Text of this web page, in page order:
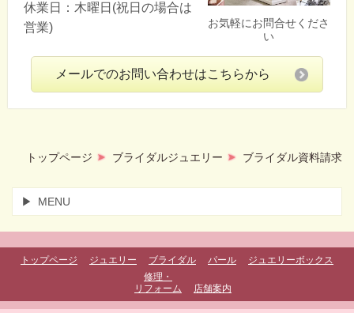
お気軽にお問合せくださ
い
休業日：木曜日(祝日の場合は
営業)
メールでのお問い合わせはこちらから
トップページ ブライダルジュエリー ブライダル資料請求
MENU
トップページ ジュエリー ブライダル パール
ジュエリーボックス
修理・
リフォーム
店舗案内